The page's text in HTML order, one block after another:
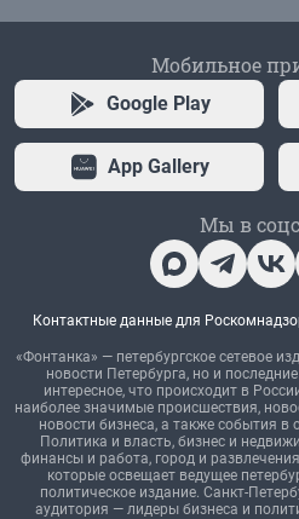
Мобильное
Google Play
App Gallery
Мы в
Контактные данные для
«Фонтанка» — петербургское сетевое
новости Петербурга, но и
интересное, что происходит в
наиболее значимые происшествия,
новости бизнеса, а также события в
Политика и власть, бизнес и
финансы и работа, город и
которые освещает ведущее
политическое издание. Санкт-
аудитория — лидеры бизнеса и